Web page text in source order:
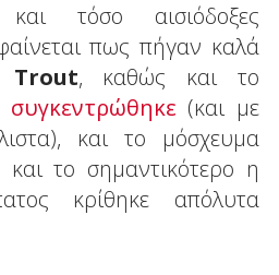
τόσο αισιόδοξες
πως πήγαν καλά
Trout, καθώς και το
συγκεντρώθηκε (και με
και το μόσχευμα
και το σημαντικότερο η
κρίθηκε απόλυτα